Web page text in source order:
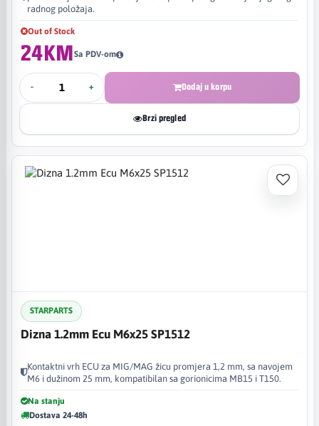
radnog položaja.
Out of Stock
24KMSa PDV-om
- + Dodaj u korpu
Brzi pregled
STARPARTS
Dizna 1.2mm Ecu M6x25 SP1512
Kontaktni vrh ECU za MIG/MAG žicu promjera 1,2 mm, sa navojem
M6 i dužinom 25 mm, kompatibilan sa gorionicima MB15 i T150.
Na stanju
Dostava 24-48h